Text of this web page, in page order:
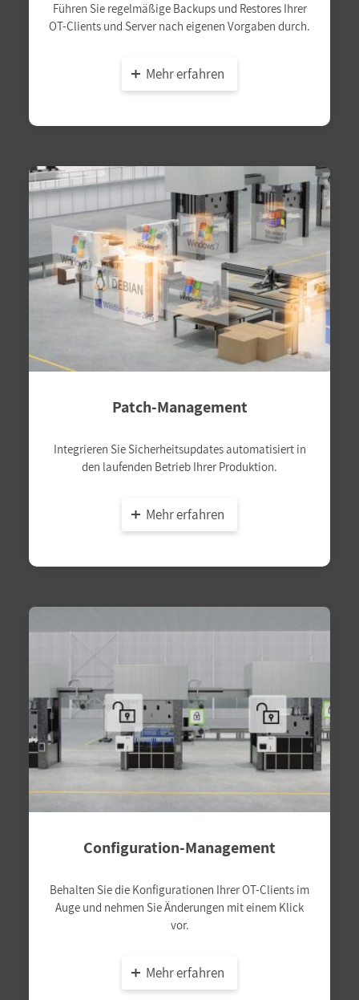
Führen Sie regelmäßige Backups und Restores Ihrer
OT-Clients und Server nach eigenen Vorgaben durch.
Mehr erfahren
Patch-Management
Integrieren Sie Sicherheitsupdates automatisiert in
den laufenden Betrieb Ihrer Produktion.
Mehr erfahren
Configuration-Management
Behalten Sie die Konfigurationen Ihrer OT-Clients im
Auge und nehmen Sie Änderungen mit einem Klick
vor.
Mehr erfahren